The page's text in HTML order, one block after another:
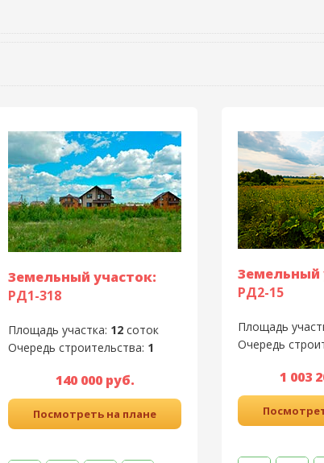
Земельный участок:
РД1-318
Площадь участка: 12 соток
Очередь строительства: 1
140 000 руб.
Посмотреть на плане
Земельный
РД2-15
Площадь
Очередь
1 003